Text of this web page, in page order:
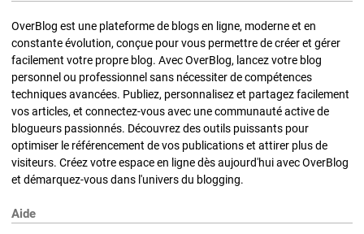
OverBlog est une plateforme de blogs en ligne, moderne et en
constante évolution, conçue pour vous permettre de créer et gérer
facilement votre propre blog. Avec OverBlog, lancez votre blog
personnel ou professionnel sans nécessiter de compétences
techniques avancées. Publiez, personnalisez et partagez facilement
vos articles, et connectez-vous avec une communauté active de
blogueurs passionnés. Découvrez des outils puissants pour
optimiser le référencement de vos publications et attirer plus de
visiteurs. Créez votre espace en ligne dès aujourd'hui avec OverBlog
et démarquez-vous dans l'univers du blogging.
Aide